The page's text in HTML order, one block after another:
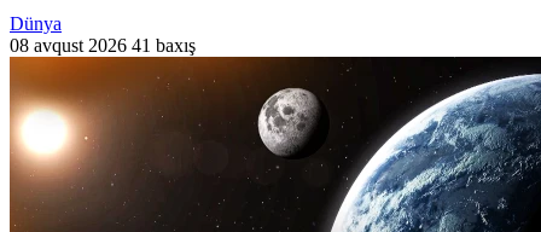
Dünya
08 avqust 2026 41 baxış